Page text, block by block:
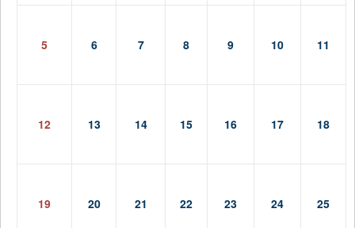
5 6 7 8 9 10 11
12 13 14 15 16 17 18
19 20 21 22 23 24 25